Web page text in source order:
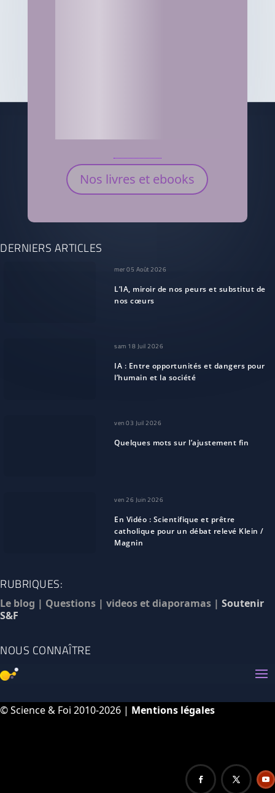
Nos livres et ebooks
DERNIERS ARTICLES
mer 05 Août 2026
L’IA, miroir de nos peurs et substitut de
nos cœurs
sam 18 Juil 2026
IA : Entre opportunités et dangers pour
l’humain et la société
ven 03 Juil 2026
Quelques mots sur l’ajustement fin
ven 26 Juin 2026
En Vidéo : Scientifique et prêtre
catholique pour un débat relevé Klein /
Magnin
RUBRIQUES:
Le blog | Questions | videos et diaporamas | Soutenir
S&F
NOUS CONNAÎTRE
© Science & Foi 2010-2026 | Mentions légales